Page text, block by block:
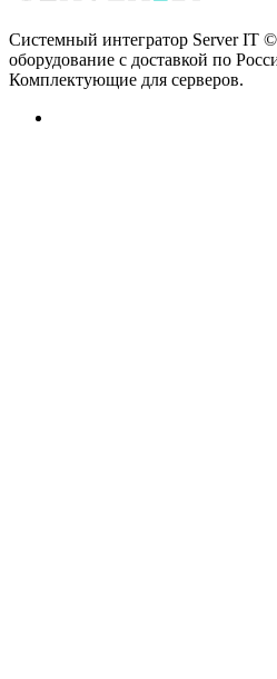
Системный интегратор Server IT
оборудование с доставкой по
Комплектующие для серверов.